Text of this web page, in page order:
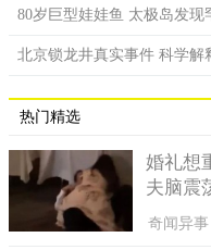
的躯体也有鳞片遮盖着，
计都是像模像样的。想不
从部分看来，卫星看到
但实际上发觉，那仅仅1个
龙，一些地区还像凤凰，冰
80岁巨型娃娃鱼 太极岛发现
北京锁龙井真实事件 科学解
热门精选
婚礼想
夫脑震
奇闻异事